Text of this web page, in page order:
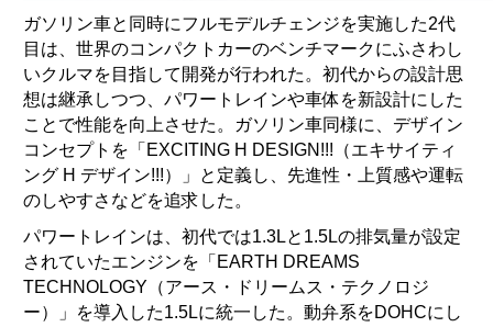
ガソリン車と同時にフルモデルチェンジを実施した2代
目は、世界のコンパクトカーのベンチマークにふさわし
いクルマを目指して開発が行われた。初代からの設計思
想は継承しつつ、パワートレインや車体を新設計にした
ことで性能を向上させた。ガソリン車同様に、デザイン
コンセプトを「EXCITING H DESIGN!!!（エキサイティ
ング H デザイン!!!）」と定義し、先進性・上質感や運転
のしやすさなどを追求した。
パワートレインは、初代では1.3Lと1.5Lの排気量が設定
されていたエンジンを「EARTH DREAMS
TECHNOLOGY（アース・ドリームス・テクノロジ
ー）」を導入した1.5Lに統一した。動弁系をDOHCにし